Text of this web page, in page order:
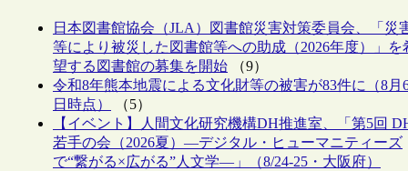
日本図書館協会（JLA）図書館災害対策委員会、「災
等により被災した図書館等への助成（2026年度）」を
望する図書館の募集を開始 （9）
令和8年熊本地震による文化財等の被害が83件に（8月
日時点）
（5）
【イベント】人間文化研究機構DH推進室、「第5回
若手の会（2026夏）―デジタル・ヒューマニティーズ
で“繋がる×広がる”人文学―」（8/24-25・大阪府）